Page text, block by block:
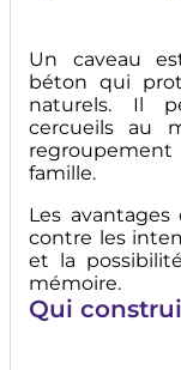
Un caveau
béton qui
naturels. Il
cercueils au
famille.
Les
contre les
et la
mémoire.
Qui